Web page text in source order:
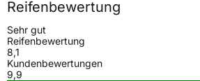
Reifenbewertung
Sehr gut
Reifenbewertung
8,1
Kundenbewertungen
9,9